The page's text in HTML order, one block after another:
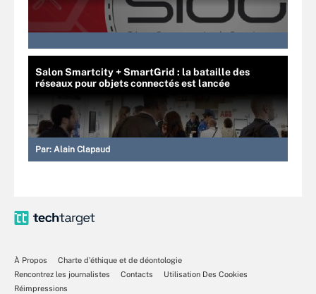
Salon Smartcity + SmartGrid : la bataille des
réseaux pour objets connectés est lancée
Par: Alain Clapaud
À Propos
Charte d’éthique et de déontologie
Rencontrez les journalistes
Contacts
Utilisation Des Cookies
Réimpressions